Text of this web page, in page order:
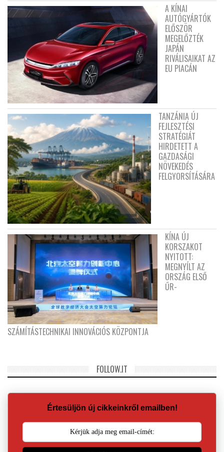
A KÍNAI
AUTÓGYÁRTÓK
ELŐSZÖR
MEGELŐZTÉK
JAPÁN
RIVÁLISAIKAT AZ
EU PIACÁN
TANZÁNIA ÚJ
FEJLESZTÉSI
STRATÉGIÁT
HIRDETETT A
GAZDASÁGI
NÖVEKEDÉS
FELGYORSÍTÁSÁRA
KÍNA ÚJ
KORSZAKOT
NYITOTT:
MEGNYÍLT AZ
ORSZÁG ELSŐ
ŰR-
SZÁMÍTÁSTECHNIKAI INNOVÁCIÓS KÖZPONTJA
FOLLOW.IT
Értesüljön új cikkeinkről emailben!